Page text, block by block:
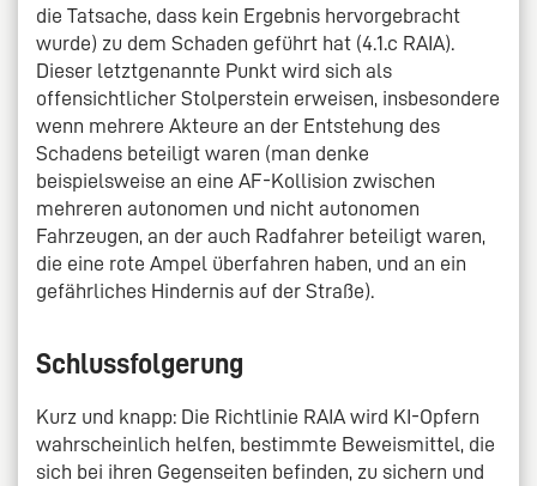
die Tatsache, dass kein Ergebnis hervorgebracht
wurde) zu dem Schaden geführt hat (4.1.c RAIA).
Dieser letztgenannte Punkt wird sich als
offensichtlicher Stolperstein erweisen, insbesondere
wenn mehrere Akteure an der Entstehung des
Schadens beteiligt waren (man denke
beispielsweise an eine AF-Kollision zwischen
mehreren autonomen und nicht autonomen
Fahrzeugen, an der auch Radfahrer beteiligt waren,
die eine rote Ampel überfahren haben, und an ein
gefährliches Hindernis auf der Straße).
Schlussfolgerung
Kurz und knapp: Die Richtlinie RAIA wird KI-Opfern
wahrscheinlich helfen, bestimmte Beweismittel, die
sich bei ihren Gegenseiten befinden, zu sichern und